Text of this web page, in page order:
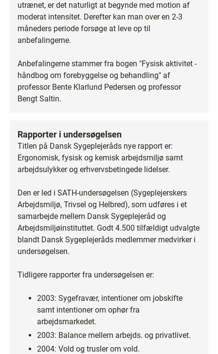
utrænet, er det naturligt at begynde med motion af
moderat intensitet. Derefter kan man over en 2-3
måneders periode forsøge at leve op til
anbefalingerne.
Anbefalingerne stammer fra bogen "Fysisk aktivitet -
håndbog om forebyggelse og behandling" af
professor Bente Klarlund Pedersen og professor
Bengt Saltin.
Rapporter i undersøgelsen
Titlen på Dansk Sygeplejeråds nye rapport er:
Ergonomisk, fysisk og kemisk arbejdsmiljø samt
arbejdsulykker og erhvervsbetingede lidelser.
Den er led i SATH-undersøgelsen (Sygeplejerskers
Arbejdsmiljø, Trivsel og Helbred), som udføres i et
samarbejde mellem Dansk Sygeplejeråd og
Arbejdsmiljøinstituttet. Godt 4.500 tilfældigt udvalgte
blandt Dansk Sygeplejeråds medlemmer medvirker i
undersøgelsen.
Tidligere rapporter fra undersøgelsen er:
2003: Sygefravær, intentioner om jobskifte
samt intentioner om ophør fra
arbejdsmarkedet.
2003: Balance mellem arbejds. og privatlivet.
2004: Vold og trusler om vold.